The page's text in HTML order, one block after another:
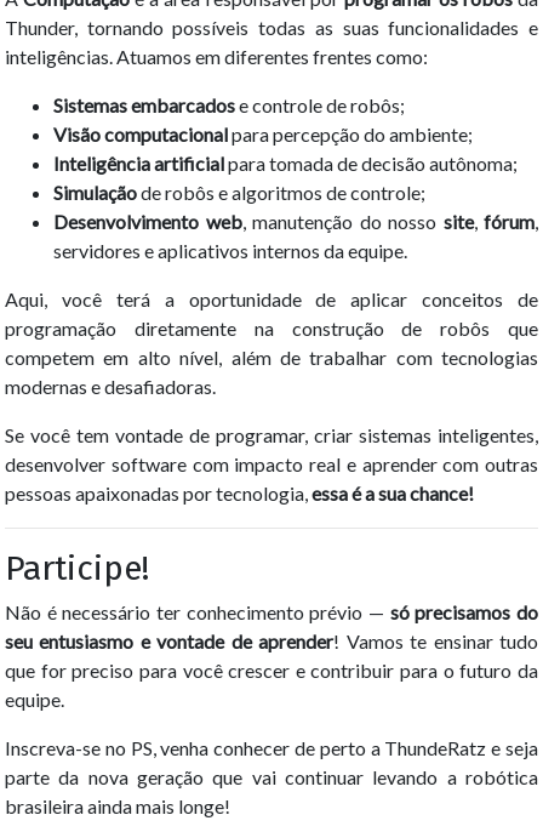
Thunder, tornando possíveis todas as suas funcionalidades e
inteligências. Atuamos em diferentes frentes como:
Sistemas embarcadose controle de robôs;
Visão computacionalpara percepção do ambiente;
Inteligência artificialpara tomada de decisão autônoma;
Simulaçãode robôs e algoritmos de controle;
Desenvolvimento web, manutenção do nosso site, fórum,
servidores e aplicativos internos da equipe.
Aqui, você terá a oportunidade de aplicar conceitos de
programação diretamente na construção de robôs que
competem em alto nível, além de trabalhar com tecnologias
modernas e desafiadoras.
Se você tem vontade de programar, criar sistemas inteligentes,
desenvolver software com impacto real e aprender com outras
pessoas apaixonadas por tecnologia,essa é a sua chance!
Participe!
Não é necessário ter conhecimento prévio — só precisamos do
seu entusiasmo e vontade de aprender! Vamos te ensinar tudo
que for preciso para você crescer e contribuir para o futuro da
equipe.
Inscreva-se no PS, venha conhecer de perto a ThundeRatz e seja
parte da nova geração que vai continuar levando a robótica
brasileira ainda mais longe!